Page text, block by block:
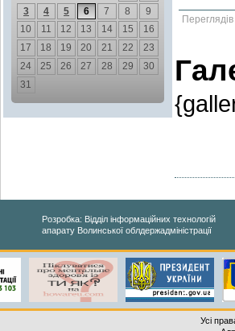
3
4 5 6 7 8
9
10
11 12 13 14 15
16
17
18 19 20 21 22
23
24
25 26 27 28 29
30
31
Переглядів
Розробка: Відділ інформаційних технологій
апарату Волинської облдержадміністрації
Усі